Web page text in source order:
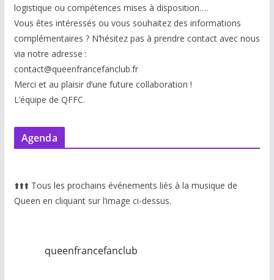
logistique ou compétences mises à disposition….
Vous êtes intéressés ou vous souhaitez des informations
complémentaires ? N’hésitez pas à prendre contact avec nous
via notre adresse :
contact@queenfrancefanclub.fr
Merci et au plaisir d’une future collaboration !
L’équipe de QFFC.
Agenda
⬆️⬆️⬆️ Tous les prochains événements liés à la musique de
Queen en cliquant sur l’image ci-dessus.
queenfrancefanclub